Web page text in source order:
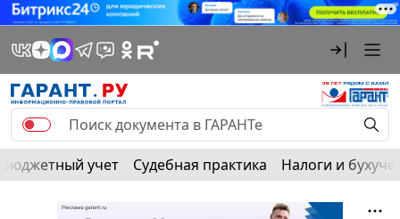
Бюджетный учет Судебная практика Налоги и